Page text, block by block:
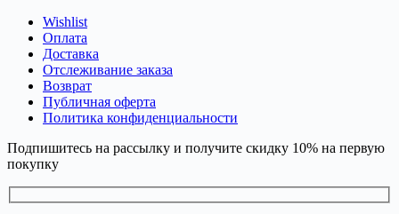
Wishlist
Оплата
Доставка
Отслеживание заказа
Возврат
Публичная оферта
Политика конфиденциальности
Подпишитесь на рассылку и получите скидку 10% на первую
покупку